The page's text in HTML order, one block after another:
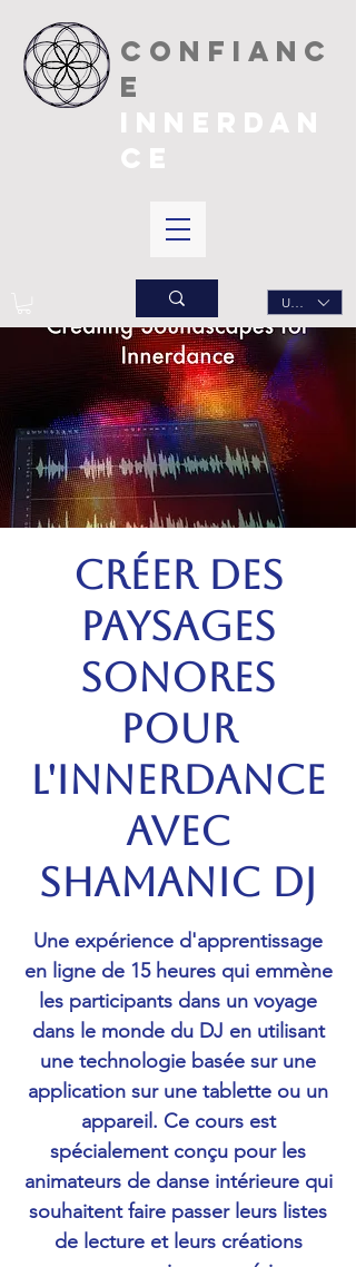
CONFIANC
E
INNERDAN
CE
USD ($)
Créer des
paysages
sonores
pour
l'Innerdance
avec
Shamanic DJ
Une expérience d'apprentissage
en ligne de 15 heures qui emmène
les participants dans un voyage
dans le monde du DJ en utilisant
une technologie basée sur une
application sur une tablette ou un
appareil. Ce cours est
spécialement conçu pour les
animateurs de danse intérieure qui
souhaitent faire passer leurs listes
de lecture et leurs créations